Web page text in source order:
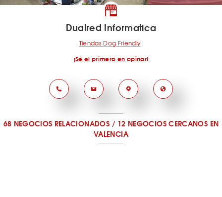
Dualred Informatica
Tiendas Dog Friendly
¡Sé el primero en opinar!
68 NEGOCIOS RELACIONADOS/ 12 NEGOCIOS CERCANOS EN
VALENCIA